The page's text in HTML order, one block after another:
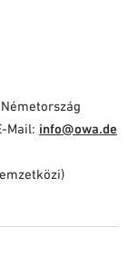
Mail: info@owa.de